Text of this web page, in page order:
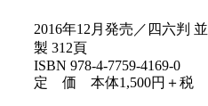
2016年12月発売／四六判 並
製 312頁
ISBN 978-4-7759-4169-0
定 価 本体1,500円＋税